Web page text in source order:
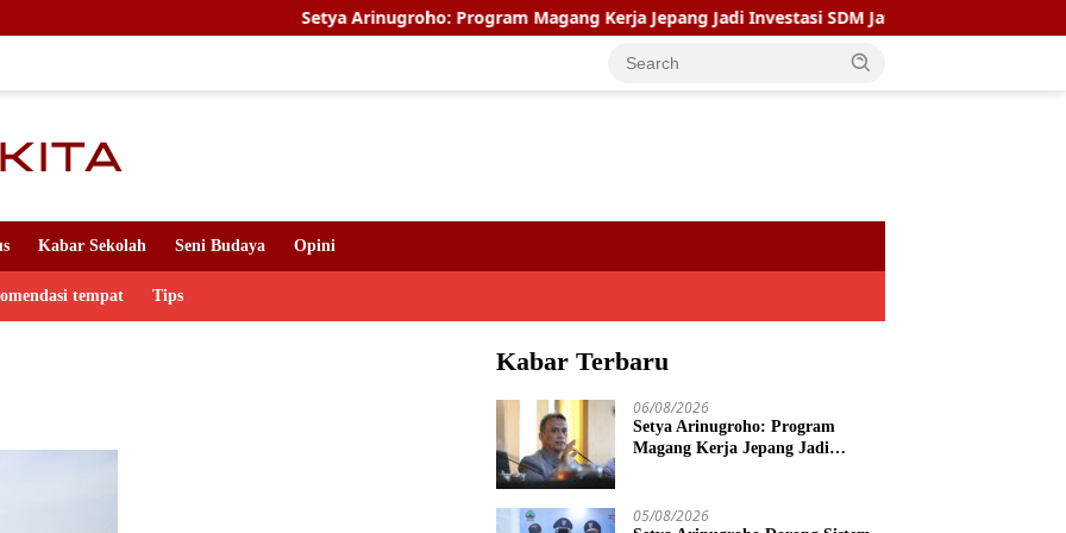
Setya Arinugroho: Program Magang Kerja Jepang Jadi Investasi SDM Jateng
Kabar Sekolah Seni Budaya Opini
tempat Tips
Kabar Terbaru
06/08/2026
Setya Arinugroho: Program
Magang Kerja Jepang Jadi
05/08/2026